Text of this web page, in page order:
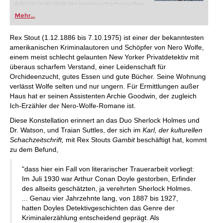
Schritte in die Welt des Vereinsschachs machen
oder bereits auf Turnierniveau spielen: Mit
FRITZ trainieren Sie effizienter, intelligenter und
individueller als je zuvor.
Mehr...
Rex Stout (1.12.1886 bis 7.10.1975) ist einer der bekanntesten
amerikanischen Kriminalautoren und Schöpfer von Nero Wolfe,
einem meist schlecht gelaunten New Yorker Privatdetektiv mit
überaus scharfem Verstand, einer Leidenschaft für
Orchideenzucht, gutes Essen und gute Bücher. Seine Wohnung
verlässt Wolfe selten und nur ungern. Für Ermittlungen außer
Haus hat er seinen Assistenten Archie Goodwin, der zugleich
Ich-Erzähler der Nero-Wolfe-Romane ist.
Diese Konstellation erinnert an das Duo Sherlock Holmes und
Dr. Watson, und Traian Suttles, der sich im Karl, der kulturellen
Schachzeitschrift, mit Rex Stouts Gambitbeschäftigt hat, kommt
zu dem Befund,
"dass hier ein Fall von literarischer Trauerarbeit vorliegt:
Im Juli 1930 war Arthur Conan Doyle gestorben, Erfinder
des allseits geschätzten, ja verehrten Sherlock Holmes.
... Genau vier Jahrzehnte lang, von 1887 bis 1927,
hatten Doyles Detektivgeschichten das Genre der
Kriminalerzählung entscheidend geprägt. Als